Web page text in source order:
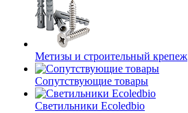
Метизы и строительный крепеж
Сопутствующие товары
Светильники Ecoledbio